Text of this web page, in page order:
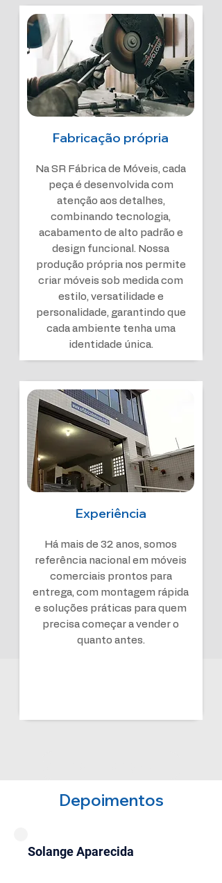
Fabricação própria
Na SR Fábrica de Móveis, cada
peça é desenvolvida com
atenção aos detalhes,
combinando tecnologia,
acabamento de alto padrão e
design funcional. Nossa
produção própria nos permite
criar móveis sob medida com
estilo, versatilidade e
personalidade, garantindo que
cada ambiente tenha uma
identidade única.
Experiência
Há mais de 32 anos, somos
referência nacional em móveis
comerciais prontos para
entrega, com montagem rápida
e soluções práticas para quem
precisa começar a vender o
quanto antes.
Depoimentos
Solange Aparecida